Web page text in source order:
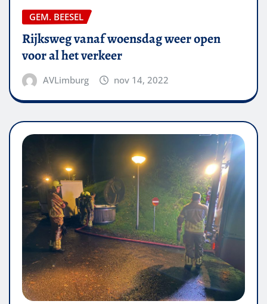
GEM. BEESEL
Rijksweg vanaf woensdag weer open
voor al het verkeer
AVLimburg nov 14, 2022